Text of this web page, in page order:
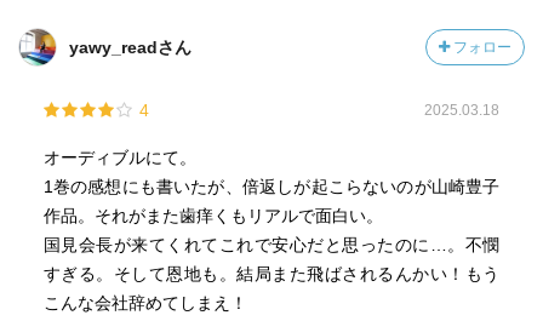
yawy_readさん フォロー
4 2025.03.18
オーディブルにて。
1巻の感想にも書いたが、倍返しが起こらないのが山崎豊子
作品。それがまた歯痒くもリアルで面白い。
国見会長が来てくれてこれで安心だと思ったのに…。不憫
すぎる。そして恩地も。結局また飛ばされるんかい！もう
こんな会社辞めてしまえ！